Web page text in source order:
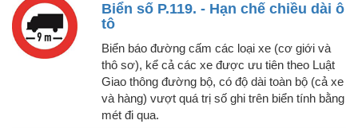
Biển số P.119. - Hạn chế chiều dài ô
tô
Biển báo đường cấm các loại xe (cơ giới và
thô sơ), kể cả các xe được ưu tiên theo Luật
Giao thông đường bộ, có độ dài toàn bộ (cả xe
và hàng) vượt quá trị số ghi trên biển tính bằng
mét đi qua.